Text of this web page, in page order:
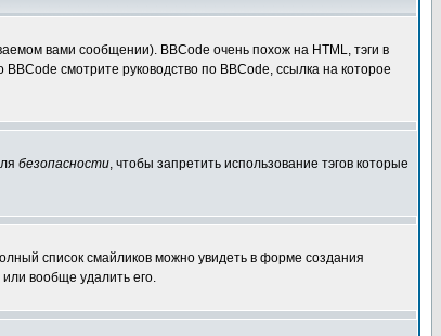
вами сообщении). BBCode очень похож на HTML, тэги в
смотрите руководство по BBCode, ссылка на которое
безопасности, чтобы запретить использование тэгов которые
список смайликов можно увидеть в форме создания
вообще удалить его.